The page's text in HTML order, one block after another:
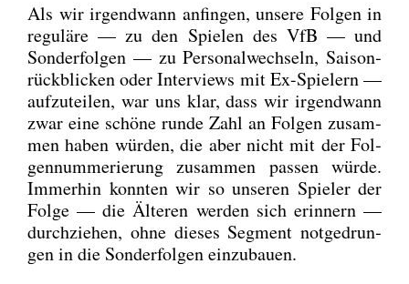
Als wir irgend­wann anfin­gen, unse­re Fol­gen in
regu­lä­re — zu den Spie­len des VfB — und
Son­der­fol­gen — zu Per­so­nal­wech­seln, Sai­son­
rück­bli­cken oder Inter­views mit Ex-Spie­lern —
auf­zu­tei­len, war uns klar, dass wir irgend­wann
zwar eine schö­ne run­de Zahl an Fol­gen zusam­
men haben wür­den, die aber nicht mit der Fol­
gen­num­me­rie­rung zusam­men pas­sen wür­de.
Immer­hin konn­ten wir so unse­ren Spie­ler der
Fol­ge — die Älte­ren wer­den sich erin­nern —
durch­zie­hen, ohne die­ses Seg­ment not­ge­drun­
gen in die Son­der­fol­gen ein­zu­bau­en.